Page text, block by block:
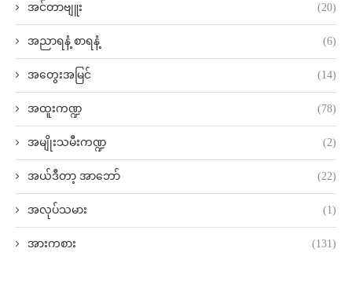
အင်တာဗျူး (20)
အညာရနံ့ စာရနံ့ (6)
အတွေးအမြင် (14)
အထူးကဏ္ဍ (78)
အမျိုးသမီးကဏ္ဍ (2)
အယ်ဒီတာ့ အာဘော် (22)
အလုပ်သမား (1)
အားကစား (131)